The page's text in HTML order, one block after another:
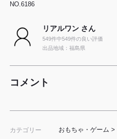
NO.6186
リアルワン さん
549件中549件の良い評価
出品地域：福島県
コメント
カテゴリー おもちゃ・ゲーム >